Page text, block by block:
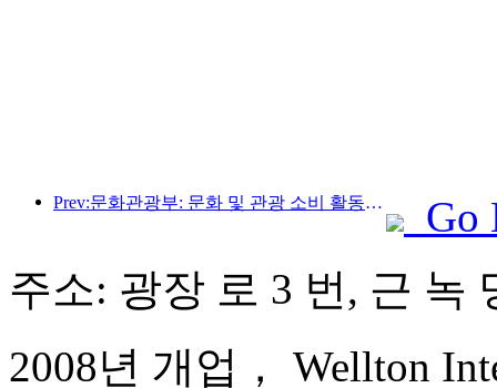
Prev:문화관광부: 문화 및 관광 소비 활동과 여행을 안내하기 위해 수요와 공급 모두에 초점을 맞춥니다.
Go
주소: 광장 로 3 번, 근 녹
2008년 개업， Wellton